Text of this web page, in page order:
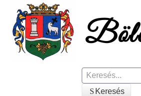
Keresés
Keresés